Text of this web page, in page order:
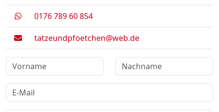
0176 789 60 854
tatzeundpfoetchen@web.de